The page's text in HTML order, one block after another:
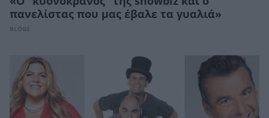
πανελίστας που μας έβαλε τα γυαλιά»
BLOGS